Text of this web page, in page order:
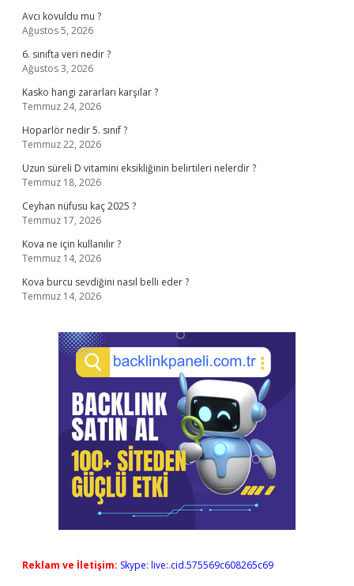
Avcı kovuldu mu ?
Ağustos 5, 2026
6. sınıfta veri nedir ?
Ağustos 3, 2026
Kasko hangi zararları karşılar ?
Temmuz 24, 2026
Hoparlör nedir 5. sınıf ?
Temmuz 22, 2026
Uzun süreli D vitamini eksikliğinin belirtileri nelerdir ?
Temmuz 18, 2026
Ceyhan nüfusu kaç 2025 ?
Temmuz 17, 2026
Kova ne için kullanılır ?
Temmuz 14, 2026
Kova burcu sevdiğini nasıl belli eder ?
Temmuz 14, 2026
Reklam ve İletişim: Skype: live:.cid.575569c608265c69